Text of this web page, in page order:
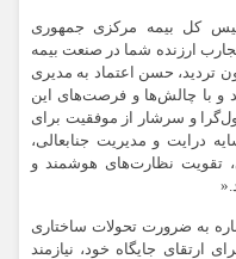
کل بیمه مرکزی جمهوری
ارزنده شما در صنعت بیمه
تردید، حسن اعتماد به مدیری
و با چالش‌ها و فرصت‌های این
و سرشار از موفقیت برای
درایت و مدیریت جنابعالی،
تقویت نظارت‌های هوشمند و
به ضرورت تحولات ساختاری
ارتقای جایگاه خود، نیازمند